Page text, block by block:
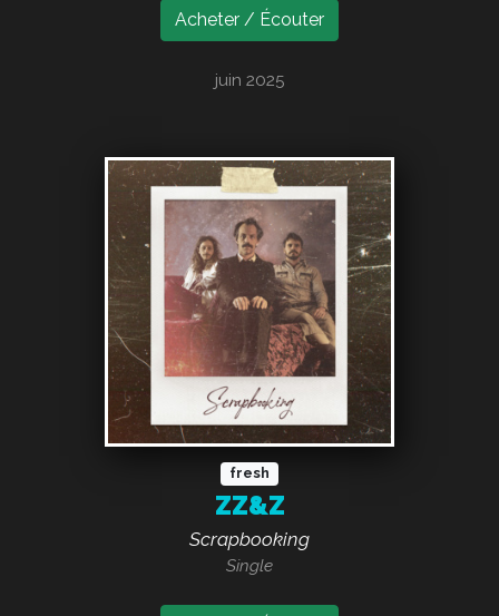
Acheter / Écouter
juin 2025
fresh
ZZ&Z
Scrapbooking
Single